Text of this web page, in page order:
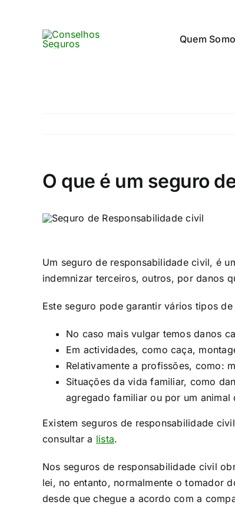
Quem
O que é um seguro
Um seguro de responsabilidade civil, é
indemnizar terceiros, outros, por danos
Este seguro pode garantir vários tipos
No caso mais vulgar temos danos
Em actividades, como caça,
Relativamente a profissões, como:
Situações da vida familiar, como
agregado familiar ou por um animal
Existem seguros de responsabilidade
consultar a lista.
Nos seguros de responsabilidade civil
lei, no entanto, normalmente o tomador
desde que chegue a acordo com a